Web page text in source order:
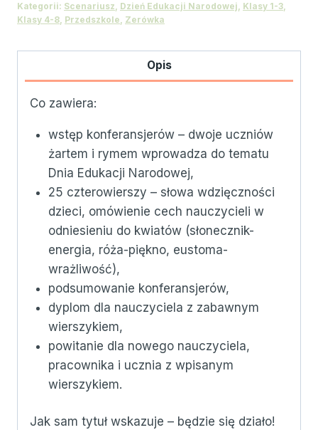
z
humorem
:)
Kategorii: Scenariusz, Dzień Edukacji Narodowej, Klasy 1-3,
Klasy 4-8, Przedszkole, Zerówka
Opis
Co zawiera:
wstęp konferansjerów – dwoje uczniów
żartem i rymem wprowadza do tematu
Dnia Edukacji Narodowej,
25 czterowierszy – słowa wdzięczności
dzieci, omówienie cech nauczycieli w
odniesieniu do kwiatów (słonecznik-
energia, róża-piękno, eustoma-
wrażliwość),
podsumowanie konferansjerów,
dyplom dla nauczyciela z zabawnym
wierszykiem,
powitanie dla nowego nauczyciela,
pracownika i ucznia z wpisanym
wierszykiem.
Jak sam tytuł wskazuje – będzie się działo!